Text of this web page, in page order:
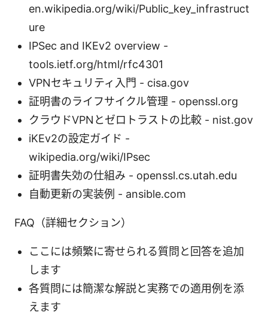
en.wikipedia.org/wiki/Public_key_infrastruct
ure
IPSec and IKEv2 overview -
tools.ietf.org/html/rfc4301
VPNセキュリティ入門 - cisa.gov
証明書のライフサイクル管理 - openssl.org
クラウドVPNとゼロトラストの比較 - nist.gov
iKEv2の設定ガイド -
wikipedia.org/wiki/IPsec
証明書失効の仕組み - openssl.cs.utah.edu
自動更新の実装例 - ansible.com
FAQ（詳細セクション）
ここには頻繁に寄せられる質問と回答を追加
します
各質問には簡潔な解説と実務での適用例を添
えます